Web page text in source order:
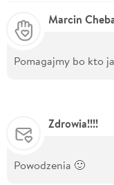
Marcin
Pomagajmy bo kto
Zdrowia!!!!
Powodzenia 🙂